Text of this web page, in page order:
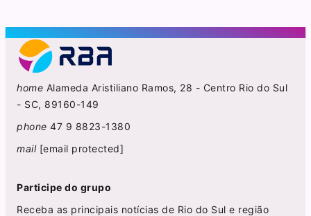
home Alameda Aristiliano Ramos, 28 - Centro Rio do Sul
- SC, 89160-149
phone 47 9 8823-1380
mail [email protected]
Participe do grupo
Receba as principais notícias de Rio do Sul e região